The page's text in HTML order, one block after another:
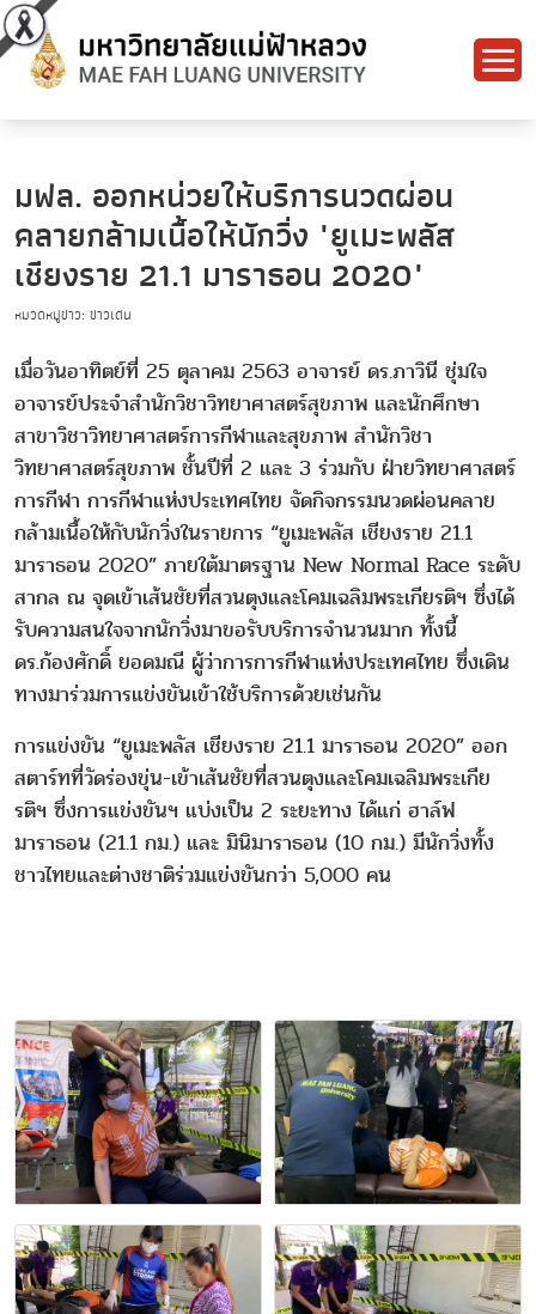
มฟล. ออกหน่วยให้บริการนวดผ่อน
คลายกล้ามเนื้อให้นักวิ่ง "ยูเมะพลัส
เชียงราย 21.1 มาราธอน 2020"
หมวดหมู่ข่าว: ข่าวเด่น
เมื่อวันอาทิตย์ที่ 25 ตุลาคม 2563 อาจารย์ ดร.ภาวินี ชุ่มใจ
อาจารย์ประจำสำนักวิชาวิทยาศาสตร์สุขภาพ และนักศึกษา
สาขาวิชาวิทยาศาสตร์การกีฬาและสุขภาพ สำนักวิชา
วิทยาศาสตร์สุขภาพ ชั้นปีที่ 2 และ 3 ร่วมกับ ฝ่ายวิทยาศาสตร์
การกีฬา การกีฬาแห่งประเทศไทย จัดกิจกรรมนวดผ่อนคลาย
กล้ามเนื้อให้กับนักวิ่งในรายการ “ยูเมะพลัส เชียงราย 21.1
มาราธอน 2020” ภายใต้มาตรฐาน New Normal Race ระดับ
สากล ณ จุดเข้าเส้นชัยที่สวนตุงและโคมเฉลิมพระเกียรติฯ ซึ่งได้
รับความสนใจจากนักวิ่งมาขอรับบริการจำนวนมาก ทั้งนี้
ดร.ก้องศักดิ์ ยอดมณี ผู้ว่าการการกีฬาแห่งประเทศไทย ซึ่งเดิน
ทางมาร่วมการแข่งขันเข้าใช้บริการด้วยเช่นกัน
การแข่งขัน “ยูเมะพลัส เชียงราย 21.1 มาราธอน 2020” ออก
สตาร์ทที่วัดร่องขุ่น-เข้าเส้นชัยที่สวนตุงและโคมเฉลิมพระเกีย
รติฯ ซึ่งการแข่งขันฯ แบ่งเป็น 2 ระยะทาง ได้แก่ ฮาล์ฟ
มาราธอน (21.1 กม.) และ มินิมาราธอน (10 กม.) มีนักวิ่งทั้ง
ชาวไทยและต่างชาติร่วมแข่งขันกว่า 5,000 คน